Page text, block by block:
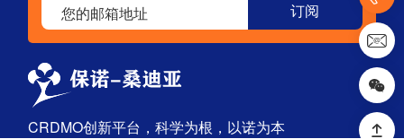
CRDMO创新平台，科学为根，以诺为本